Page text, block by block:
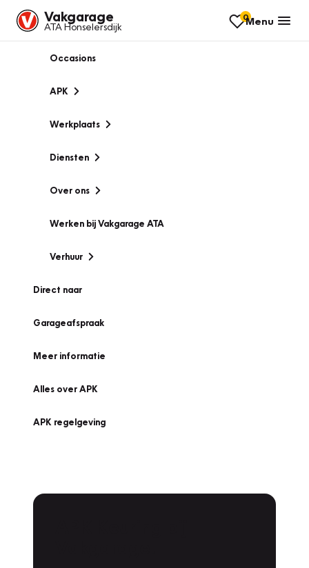
Vakgarage
ATA Honselersdijk
0Menu
Occasions
APK
Werkplaats
Diensten
Over ons
Werken bij Vakgarage ATA
Verhuur
Direct naar
Garageafspraak
Meer informatie
Alles over APK
APK regelgeving